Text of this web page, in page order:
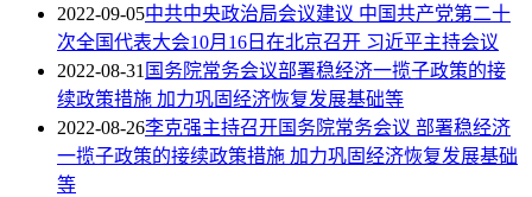
2022-09-05中共中央政治局会议建议 中国共产党第二十
次全国代表大会10月16日在北京召开 习近平主持会议
2022-08-31 国务院常务会议部署稳经济一揽子政策的接
续政策措施 加力巩固经济恢复发展基础等
2022-08-26李克强主持召开国务院常务会议 部署稳经济
一揽子政策的接续政策措施 加力巩固经济恢复发展基础
等